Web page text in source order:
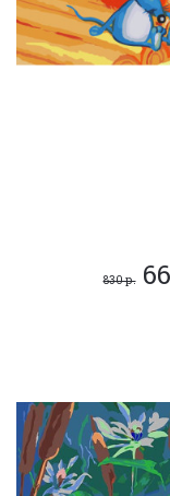
830 р.